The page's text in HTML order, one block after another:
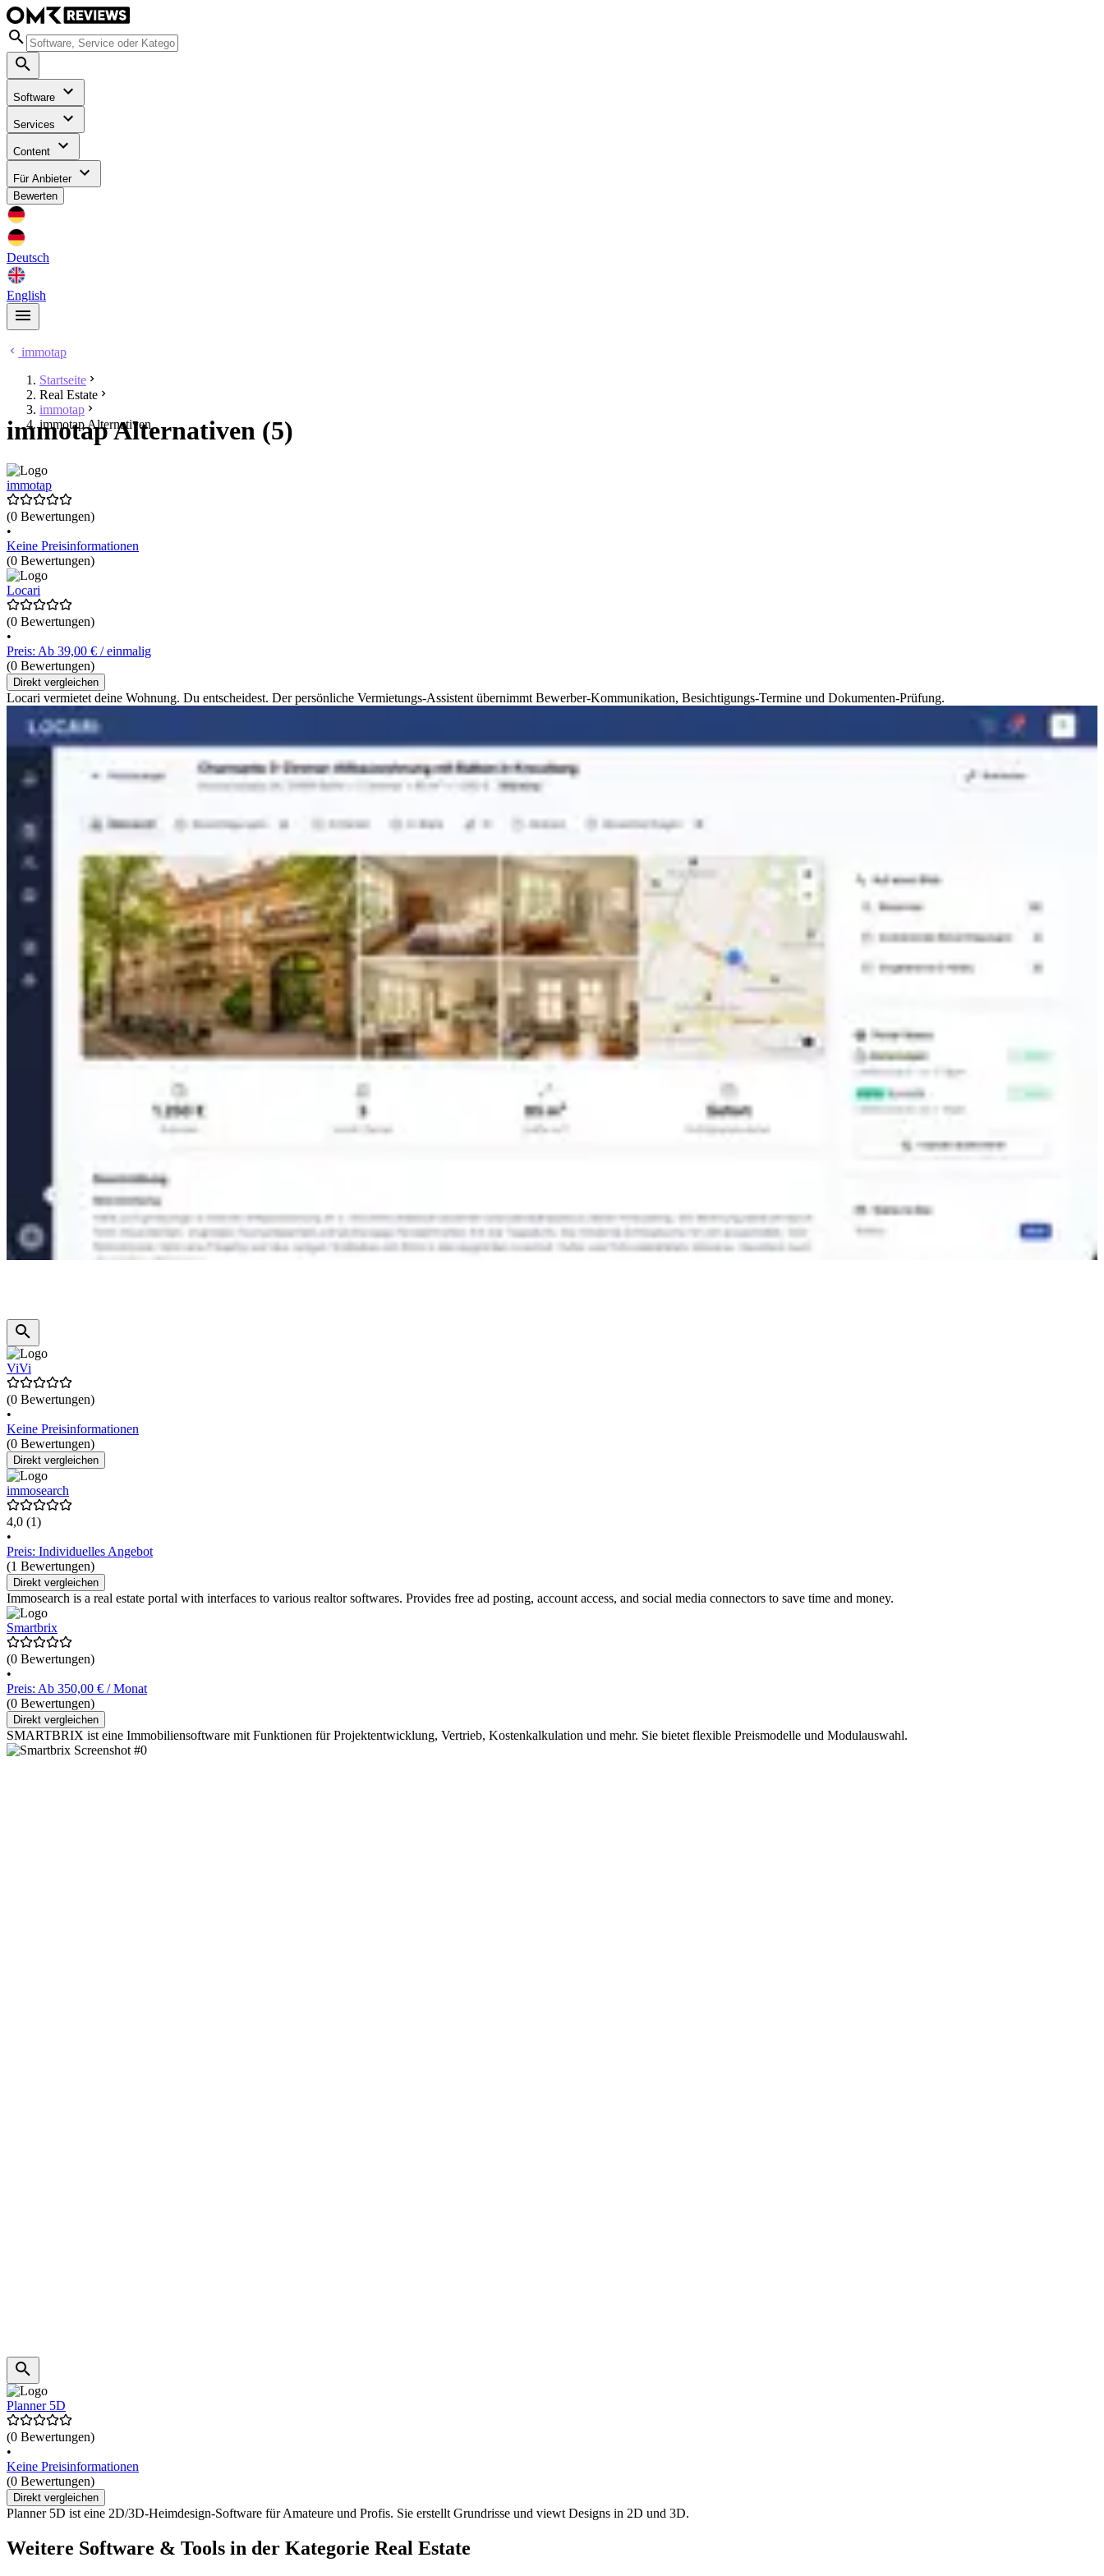
Software
Services
Content
Für Anbieter
Bewerten
Deutsch
English
immotap
Startseite
Real Estate
immotap
immotap Alternativen
immotap Alternativen (5)
immotap
(0 Bewertungen)
•
Keine Preisinformationen
(0 Bewertungen)
Locari
(0 Bewertungen)
•
Preis: Ab 39,00 € / einmalig
(0 Bewertungen)
Direkt vergleichen
Locari vermietet deine Wohnung. Du entscheidest. Der persönliche Vermietungs-Assistent übernimmt Bewerber-Kommunikation, Besichtigungs-Termine und Dokumenten-Prüfung.
ViVi
(0 Bewertungen)
•
Keine Preisinformationen
(0 Bewertungen)
Direkt vergleichen
immosearch
4,0 (1)
•
Preis: Individuelles Angebot
(1 Bewertungen)
Direkt vergleichen
Immosearch is a real estate portal with interfaces to various realtor softwares. Provides free ad posting, account access, and social media connectors to save time and money.
Smartbrix
(0 Bewertungen)
•
Preis: Ab 350,00 € / Monat
(0 Bewertungen)
Direkt vergleichen
SMARTBRIX ist eine Immobiliensoftware mit Funktionen für Projektentwicklung, Vertrieb, Kostenkalkulation und mehr. Sie bietet flexible Preismodelle und Modulauswahl.
Planner 5D
(0 Bewertungen)
•
Keine Preisinformationen
(0 Bewertungen)
Direkt vergleichen
Planner 5D ist eine 2D/3D-Heimdesign-Software für Amateure und Profis. Sie erstellt Grundrisse und viewt Designs in 2D und 3D.
Weitere Software & Tools in der Kategorie Real Estate